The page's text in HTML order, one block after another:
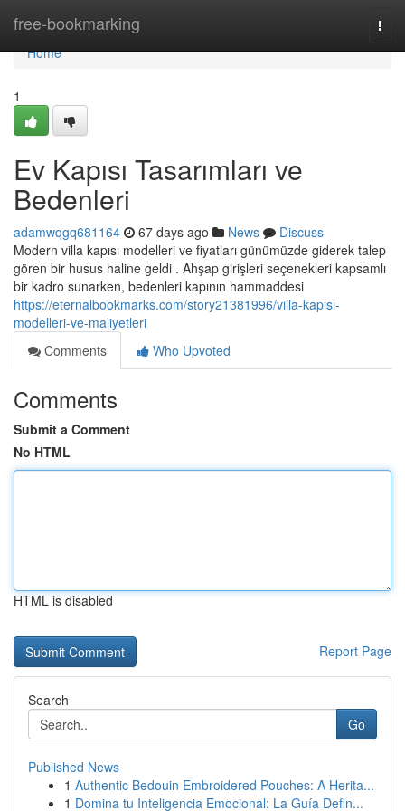
free-bookmarking
Home
Home
1
Ev Kapısı Tasarımları ve
Bedenleri
adamwqgq681164 67 days ago News
Discuss
Modern villa kapısı modelleri ve fiyatları günümüzde giderek talep
gören bir husus haline geldi . Ahşap girişleri seçenekleri kapsamlı
bir kadro sunarken, bedenleri kapının hammaddesi
https://eternalbookmarks.com/story21381996/villa-kapısı-
modelleri-ve-maliyetleri
Comments
Who Upvoted
Comments
Submit a Comment
No HTML
HTML is disabled
Report Page
Search
Go
Published News
1 Authentic Bedouin Embroidered Pouches: A Herita...
1 Domina tu Inteligencia Emocional: La Guía Defin...